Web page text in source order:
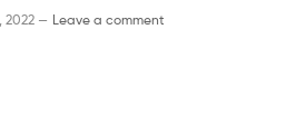
2022 — Leave a comment